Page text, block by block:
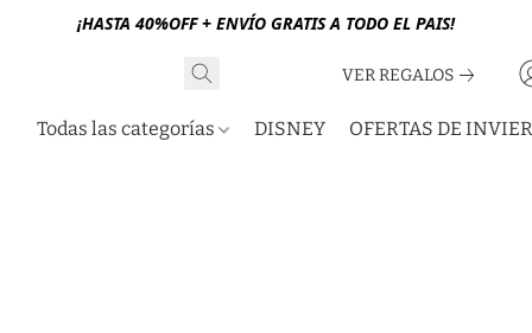
¡HASTA 40%OFF + ENVÍO GRATIS A TODO EL PAIS!
VER REGALOS
Todas las categorías DISNEY OFERTAS DE